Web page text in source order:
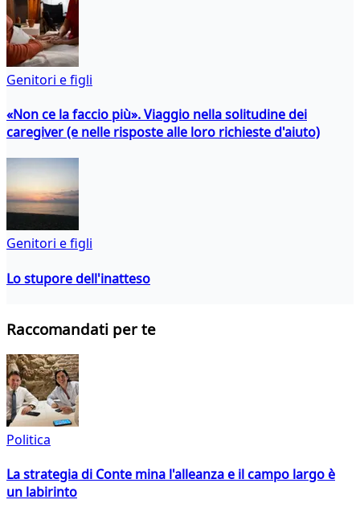
Genitori e figli
«Non ce la faccio più». Viaggio nella solitudine dei
caregiver (e nelle risposte alle loro richieste d'aiuto)
Genitori e figli
Lo stupore dell'inatteso
Raccomandati per te
Politica
La strategia di Conte mina l'alleanza e il campo largo è
un labirinto